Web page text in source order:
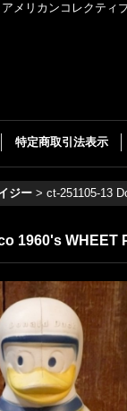
メリカンコレクテ
特定商取引法表示
ジー > ct-251105-13
1960's WHEET